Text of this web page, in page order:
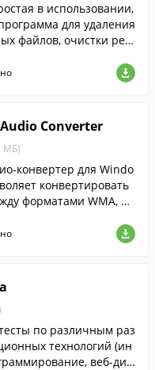
в использовании,
для удаления
файлов, очистки рее
Converter
МБ)
конвертер для Windo
конвертировать
форматами WMA, M
по различным раз
технологий (ин
веб-диз